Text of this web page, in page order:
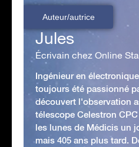
Auteur/autrice
Jules
Écrivain chez Online
Ingénieur en
toujours été passionné
découvert l'observation
télescope Celestron
les lunes de Médicis un
mais 405 ans plus tard.